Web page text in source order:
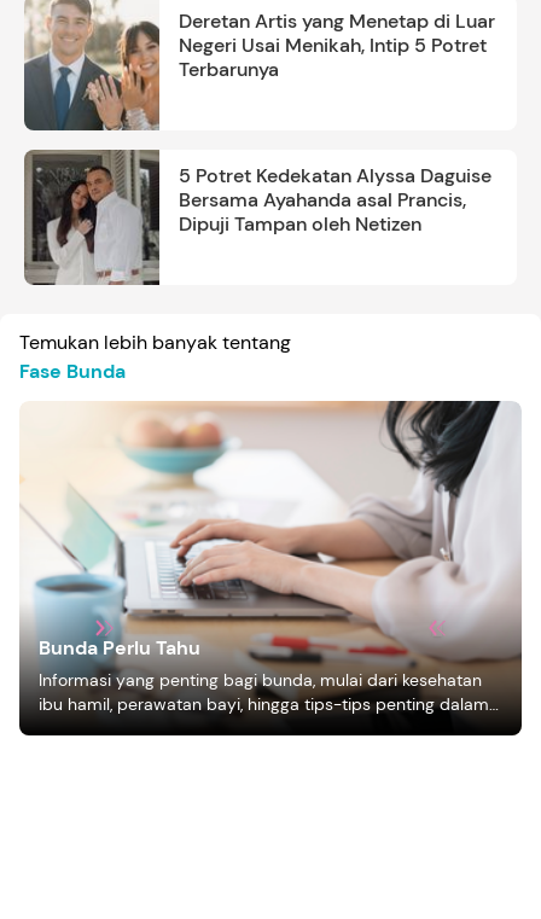
Deretan Artis yang Menetap di Luar
Negeri Usai Menikah, Intip 5 Potret
Terbarunya
5 Potret Kedekatan Alyssa Daguise
Bersama Ayahanda asal Prancis,
Dipuji Tampan oleh Netizen
Temukan lebih banyak tentang
Fase Bunda
Bunda Perlu Tahu
Informasi yang penting bagi bunda, mulai dari kesehatan
ibu hamil, perawatan bayi, hingga tips-tips penting dalam
mengasuh anak